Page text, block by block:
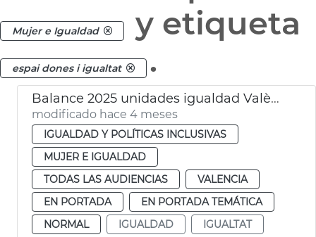
Mujer e Igualdad y etiqueta
espai dones i igualtat .
Balance 2025 unidades igualdad València
modificado hace 4 meses
IGUALDAD Y POLÍTICAS INCLUSIVAS
MUJER E IGUALDAD
TODAS LAS AUDIENCIAS
VALENCIA
EN PORTADA
EN PORTADA TEMÁTICA
NORMAL
IGUALDAD
IGUALTAT